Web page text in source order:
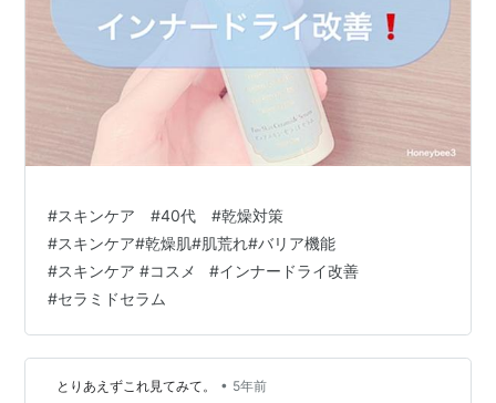
#スキンケア #40代 #乾燥対策
#スキンケア#乾燥肌#肌荒れ#バリア機能
#スキンケア #コスメ #インナードライ改善
#セラミドセラム
とりあえずこれ見てみて。 • 5年前